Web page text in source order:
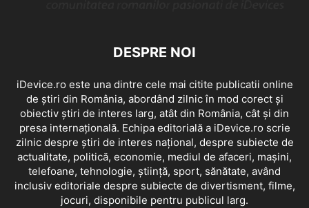
DESPRE NOI
iDevice.ro este una dintre cele mai citite publicatii online
de știri din România, abordând zilnic în mod corect și
obiectiv știri de interes larg, atât din România, cât și din
presa internațională. Echipa editorială a iDevice.ro scrie
zilnic despre știri de interes național, despre subiecte de
actualitate, politică, economie, mediul de afaceri, mașini,
telefoane, tehnologie, știință, sport, sănătate, având
inclusiv editoriale despre subiecte de divertisment, filme,
jocuri, disponibile pentru publicul larg.